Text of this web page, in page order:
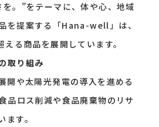
。”をテーマに、体や心、地域
を提案する「Hana-well」は、
る商品を展開しています。
取り組み
開や太陽光発電の導入を進める
品ロス削減や食品廃棄物のリサ
す。